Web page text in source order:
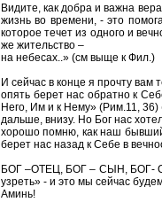
Видите, как добра и важна
жизнь во времени, - это
которое течет из одного и
же жительство –
на небесах..» (см выще к Фил.)
И сейчас в конце я прочту
опять берет нас обратно к
Него, Им и к Нему» (Рим.11,
дальше, внизу. Но Бог нас
хорошо помню, как наш бывший
берет нас назад к Себе в
БОГ –ОТЕЦ, БОГ – СЫН, БОГ-
узреть» - и это мы сейчас
Аминь!